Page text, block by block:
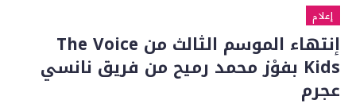
إعلام
إنتهاء الموسم الثالث من The Voice
Kids بفوْز محمد رميح من فريق نانسي
عجرم